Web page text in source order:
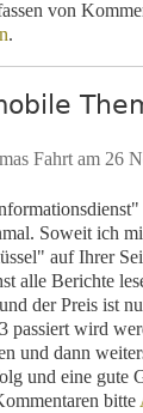
von
.
Fahrt am 26
Soweit ich
auf Ihrer
alle Berichte
der Preis ist
passiert wird
und dann
und eine gute
bitte